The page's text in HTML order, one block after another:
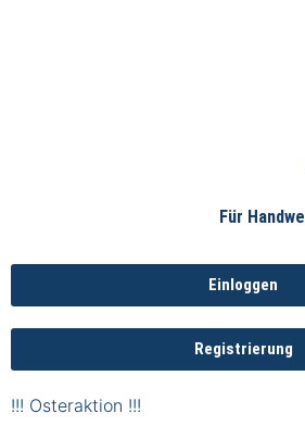
Für
Einloggen
Registrierung
!!! Osteraktion !!!